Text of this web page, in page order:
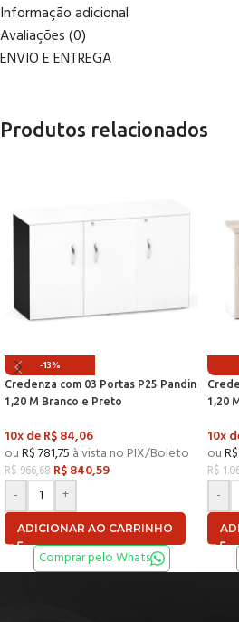
Informação adicional
Avaliações (0)
ENVIO E ENTREGA
Produtos relacionados
-13%
Credenza com 03 Portas P25 Pandin
1,20 M Branco e Preto
10x deR$84,06
ouR$781,75 à vista no PIX/Boleto
R$966,68 R$840,59
-
+
ADICIONAR AO CARRINHO
Comprar pelo Whats
1,20
10x
ouR$
R$
-